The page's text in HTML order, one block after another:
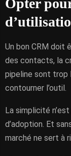
Opter
Un bon CRM doit
des contacts, la
pipeline sont trop
contourner l’outil.
La simplicité
d’adoption. Et
marché ne sert à